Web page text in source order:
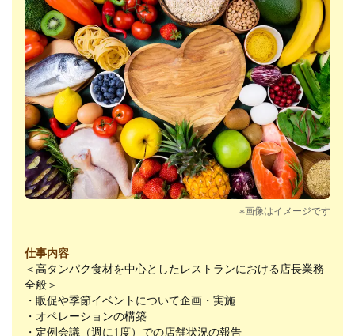
※画像はイメージです
仕事内容
＜高タンパク食材を中心としたレストランにおける店長業務
全般＞
・販促や季節イベントについて企画・実施
・オペレーションの構築
・定例会議（週に1度）での店舗状況の報告